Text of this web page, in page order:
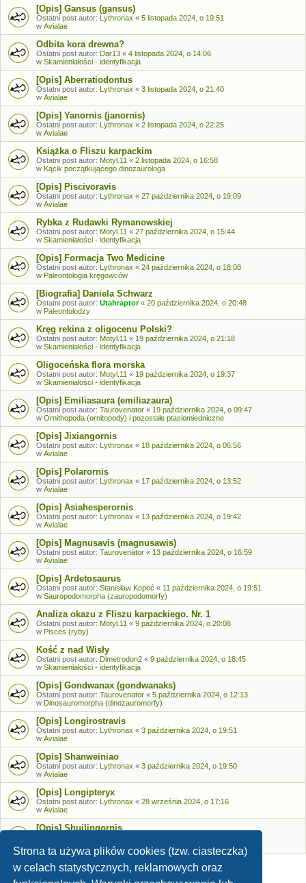
Strona ta używa plików cookies (tzw. ciasteczka)
w celach statystycznych, reklamowych oraz
[Opis] Gansus (gansus)
Ostatni post autor: Lythronax « 5 listopada 2024, o 19:51
w Avialae
Odbita kora drewna?
Ostatni post autor: Dar13 « 4 listopada 2024, o 14:06
w Skamieniałości - identyfikacja
[Opis] Aberratiodontus
Ostatni post autor: Lythronax « 3 listopada 2024, o 21:40
w Avialae
[Opis] Yanornis (janornis)
Ostatni post autor: Lythronax « 2 listopada 2024, o 22:25
w Avialae
Książka o Fliszu karpackim
Ostatni post autor: Motyl.11 « 2 listopada 2024, o 16:58
w Kącik początkującego dinozaurologa
[Opis] Piscivoravis
Ostatni post autor: Lythronax « 27 października 2024, o 19:09
w Avialae
Rybka z Rudawki Rymanowskiej
Ostatni post autor: Motyl.11 « 27 października 2024, o 15:44
w Skamieniałości - identyfikacja
[Opis] Formacja Two Medicine
Ostatni post autor: Lythronax « 24 października 2024, o 18:08
w Paleontologia kręgowców
[Biografia] Daniela Schwarz
Ostatni post autor: Utahraptor« 20 października 2024, o 20:48
w Paleontolodzy
Kręg rekina z oligocenu Polski?
Ostatni post autor: Motyl.11 « 19 października 2024, o 21:18
w Skamieniałości - identyfikacja
Oligoceńska flora morska
Ostatni post autor: Motyl.11 « 19 października 2024, o 19:37
w Skamieniałości - identyfikacja
[Opis] Emiliasaura (emiliazaura)
Ostatni post autor: Taurovenator « 19 października 2024, o 09:47
w Ornithopoda (ornitopody) i pozostałe ptasiomiedniczne
[Opis] Jixiangornis
Ostatni post autor: Lythronax « 18 października 2024, o 06:56
w Avialae
[Opis] Polarornis
Ostatni post autor: Lythronax « 17 października 2024, o 13:52
w Avialae
[Opis] Asiahesperornis
Ostatni post autor: Lythronax « 13 października 2024, o 19:42
w Avialae
[Opis] Magnusavis (magnusawis)
Ostatni post autor: Taurovenator « 13 października 2024, o 16:59
w Avialae
[Opis] Ardetosaurus
Ostatni post autor: Stanisław Kopeć « 11 października 2024, o 19:51
w Sauropodomorpha (zauropodomorfy)
Analiza okazu z Fliszu karpackiego. Nr. 1
Ostatni post autor: Motyl.11 « 9 października 2024, o 20:08
w Pisces (ryby)
Kość z nad Wisły
Ostatni post autor: Dimetrodon2 « 9 października 2024, o 18:45
w Skamieniałości - identyfikacja
[Opis] Gondwanax (gondwanaks)
Ostatni post autor: Taurovenator « 5 października 2024, o 12:13
w Dinosauromorpha (dinozauromorfy)
[Opis] Longirostravis
Ostatni post autor: Lythronax « 3 października 2024, o 19:51
w Avialae
[Opis] Shanweiniao
Ostatni post autor: Lythronax « 3 października 2024, o 19:50
w Avialae
[Opis] Longipteryx
Ostatni post autor: Lythronax « 28 września 2024, o 17:16
w Avialae
[Opis] Shuilingornis